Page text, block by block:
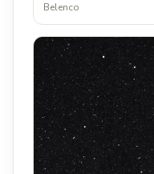
Belenco